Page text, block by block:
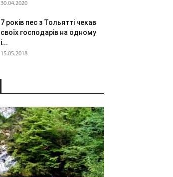
30.04.2020
7 років пес з Тольятті чекав
своїх господарів на одному
і...
15.05.2018